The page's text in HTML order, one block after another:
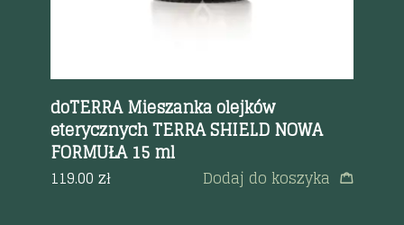
doTERRA Mieszanka olejków
eterycznych TERRA SHIELD NOWA
FORMUŁA 15 ml
119.00zł Dodaj do koszyka